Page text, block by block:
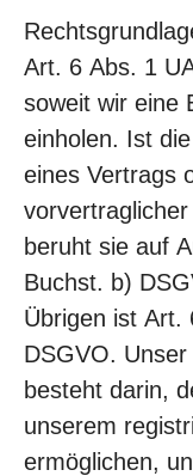
Art. 6 Abs. 1
soweit wir eine
einholen. Ist
eines Vertrags
beruht sie auf
Buchst. b)
Übrigen ist Art.
DSGVO.
besteht darin,
unserem
ermöglichen,